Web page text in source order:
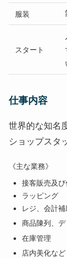
服装
スタート
仕事内容
世界的な知名
ショップスタ
《主な業務》
接客販売及
ラッピング
レジ、会計補
商品陳列、
在庫管理
店内美化など